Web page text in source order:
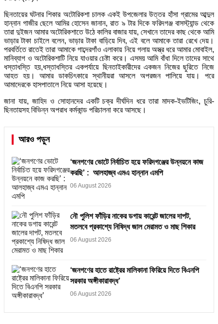
ছিনতায়ের ঘটনার শিকার অটোরিকশা চালক একই উপজেলার উত্তর হাঁসা গ্রামের আব্দুল
হান্নান গাজীর ছেলে আমির হোসেন জানান, রাত ৯ টার দিকে ফরিদগঞ্জ বাসস্ট্যান্ড থেকে
তারা দুইজন আমার অটোরিকশাতে উঠে কালির বাজার যায়, সেখানে তাদের কাছ থেকে আমি
ভাড়ার টাকা চাইলে বলেন, ভাড়ার টাকা বাড়িয়ে দিব, এই বলে আমাকে তারা রেখে দেয়।
পরবর্তিতে রাতেই তারা আমাকে গাব্দেরগাঁও এলাকায় নিয়ে গলায় অস্ত্র ধরে আমার মোবাইল,
মানিব্যাগ ও অটোরিকশাটি নিয়ে যাওয়ার চেষ্টা করে। এসময় আমি বাঁধা দিলে তাদের সাথে
ধস্তাধস্তি হয়,ধস্তাধস্তির একপর্যায়ে ছিনতাইকারীদের একজন নিজের ছুরিতে নিজে
আহত হয়। আমার ডাকচিৎকারে স্থানীয়রা আসলে অপরজন পালিয়ে যায়। পরে
আমাদেরকে হাসপাতালে নিয়ে আসা হয়েছে।
জানা যায়, জাহিদ ও সোহানদের একটি চক্র দীর্ঘদিন ধরে তারা মাদক-ইভটিজিং, চুরি-
ছিনতায়সহ বিভিন্ন অপরাধ কর্মকান্ড পরিচালনা করে আসছে।
আরও পড়ুন
‘জনগণের ভোটে নির্বাচিত হয়ে ফরিদগঞ্জের উন্নয়নে কাজ
করছি’ : আলহাজ্ব এমএ হান্নান এমপি
06 August 2026
নৌ পুলিশ ফাঁড়ির নাকের ডগায় কারেন্ট জালের দাপট,
মতলবে প্রকাশ্যে নিষিদ্ধ জাল মেরামত ও মাছ শিকার
06 August 2026
‘জনগণের হাতে রাষ্ট্রের মালিকানা ফিরিয়ে দিতে বিএনপি
সরকার অঙ্গীকারাবদ্ধ’
06 August 2026